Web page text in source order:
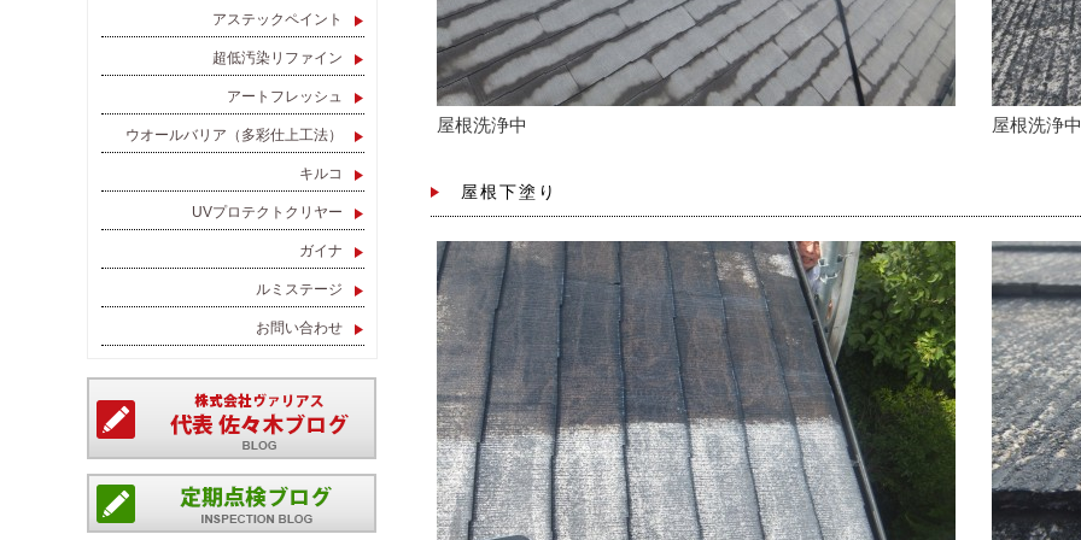
屋根洗浄中 屋根洗浄中
屋根下塗り
アステックペイント
超低汚染リファイン
アートフレッシュ
ウオールバリア（多彩仕上工法）
キルコ
UVプロテクトクリヤー
ガイナ
ルミステージ
お問い合わせ